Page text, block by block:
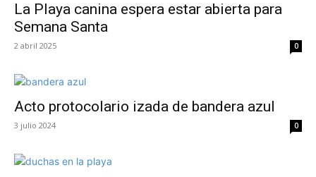
La Playa canina espera estar abierta para
Semana Santa
2 abril 2025 0
Acto protocolario izada de bandera azul
3 julio 2024 0